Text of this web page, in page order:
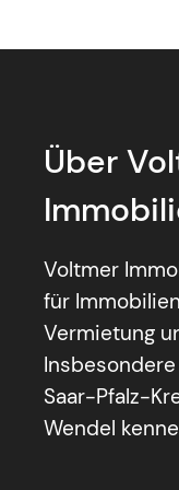
Über
Voltmer
für
Vermietung
Saar-Pfalz-
Wendel